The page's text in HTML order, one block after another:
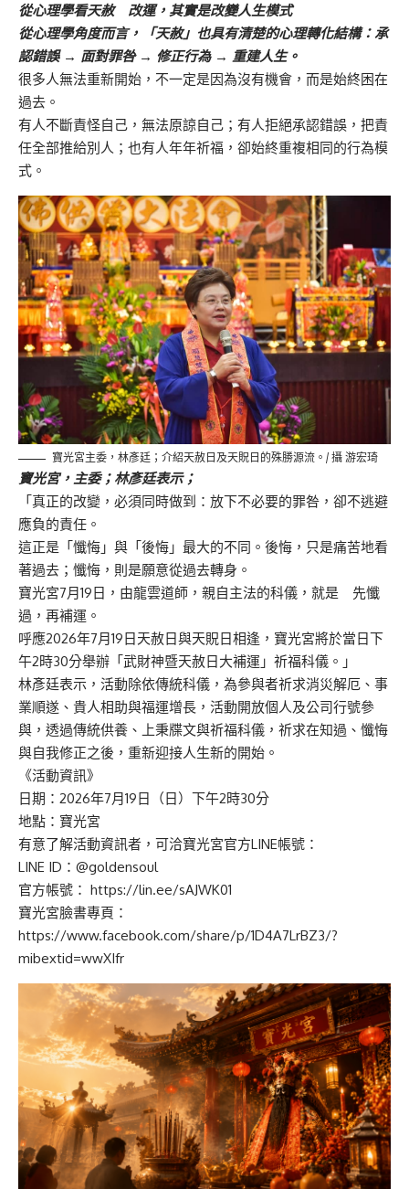
從心理學看天赦 改運，其實是改變人生模式
從心理學角度而言，「天赦」也具有清楚的心理轉化結構：承
認錯誤 → 面對罪咎 → 修正行為 → 重建人生。
很多人無法重新開始，不一定是因為沒有機會，而是始終困在
過去。
有人不斷責怪自己，無法原諒自己；有人拒絕承認錯誤，把責
任全部推給別人；也有人年年祈福，卻始終重複相同的行為模
式。
寶光宮主委，林彥廷；介紹天赦日及天貺日的殊勝源流。/ 攝 游宏琦
寶光宮，主委；林彥廷表示；
「真正的改變，必須同時做到：放下不必要的罪咎，卻不逃避
應負的責任。
這正是「懺悔」與「後悔」最大的不同。後悔，只是痛苦地看
著過去；懺悔，則是願意從過去轉身。
寶光宮7月19日，由龍雲道師，親自主法的科儀，就是 先懺
過，再補運。
呼應2026年7月19日天赦日與天貺日相逢，寶光宮將於當日下
午2時30分舉辦「武財神暨天赦日大補運」祈福科儀。」
林彥廷表示，活動除依傳統科儀，為參與者祈求消災解厄、事
業順遂、貴人相助與福運增長，活動開放個人及公司行號參
與，透過傳統供養、上秉牒文與祈福科儀，祈求在知過、懺悔
與自我修正之後，重新迎接人生新的開始。
《活動資訊》
日期：2026年7月19日（日）下午2時30分
地點：寶光宮
有意了解活動資訊者，可洽寶光宮官方LINE帳號：
LINE ID：@goldensoul
官方帳號： https://lin.ee/sAJWK01
寶光宮臉書專頁：
https://www.facebook.com/share/p/1D4A7LrBZ3/?
mibextid=wwXIfr